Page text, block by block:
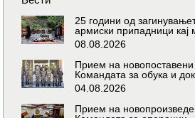
25 години од
армиски припадници кај
08.08.2026
Прием на
Командата за обука и
04.08.2026
Прием на